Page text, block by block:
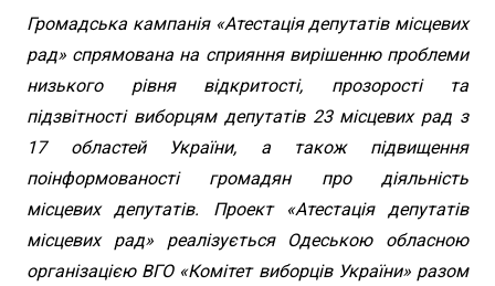
Громадська кампанія «Атестація депутатів місцевих
рад» спрямована на сприяння вирішенню проблеми
низького рівня відкритості, прозорості та
підзвітності виборцям депутатів 23 місцевих рад з
17 областей України, а також підвищення
поінформованості громадян про діяльність
місцевих депутатів. Проект «Атестація депутатів
місцевих рад» реалізується Одеською обласною
організацією ВГО «Комітет виборців України» разом